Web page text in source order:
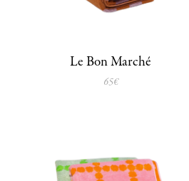
Le Bon Marché
65€